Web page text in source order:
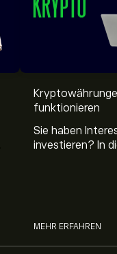
funktionieren
Sie haben
investieren? In
MEHR ERFAHREN